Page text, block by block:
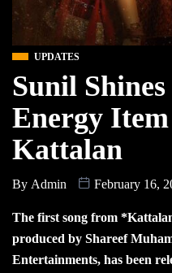
UPDATES
Sunil
Energy
Kattalan
By Admin February 16,
The first song from
produced by Shareef
Entertainments, has been